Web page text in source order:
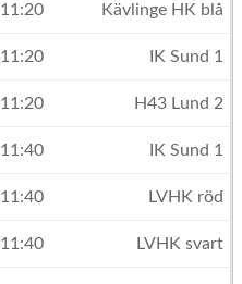
11:20 Kävlinge HK blå
11:20 IK Sund 1
11:20 H43 Lund 2
11:40 IK Sund 1
11:40 LVHK röd
11:40 LVHK svart